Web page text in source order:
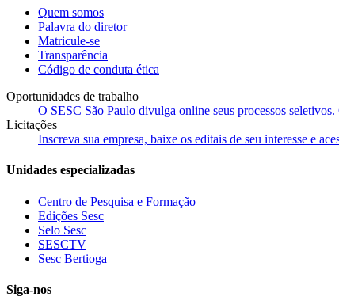
Quem somos
Palavra do diretor
Matricule-se
Transparência
Código de conduta ética
Oportunidades de trabalho
O SESC São Paulo divulga online seus processos
Licitações
Inscreva sua empresa, baixe os editais de seu interesse e
Unidades especializadas
Centro de Pesquisa e Formação
Edições Sesc
Selo Sesc
SESCTV
Sesc Bertioga
Siga-nos